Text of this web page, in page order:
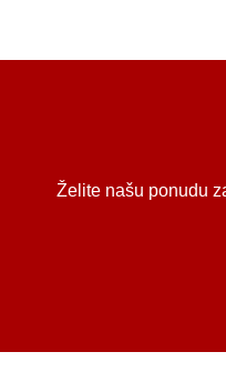
Želite našu ponudu